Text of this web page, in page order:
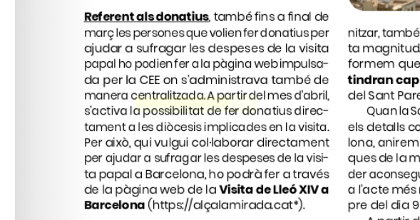
https://alçalamirada.cat*).
https://alzalamirada.es*).